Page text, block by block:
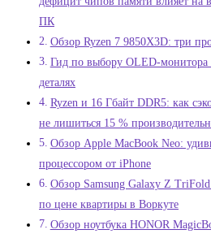
ПК
Обзор Ryzen 7 9850X3D: три
Гид по выбору OLED-монитора
деталях
Ryzen и 16 Гбайт DDR5: как
не лишиться 15 %
Обзор Apple MacBook Neo:
процессором от iPhone
Обзор Samsung Galaxy Z
по цене квартиры в Воркуте
Обзор ноутбука HONOR